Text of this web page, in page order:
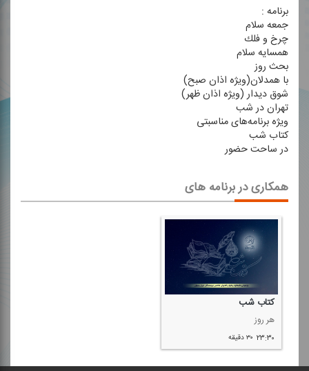
برنامه :
جمعه سلام
چرخ و فلك
همسایه سلام
بحث روز
با همدلان(ویژه اذان صبح)
شوق دیدار (ویژه اذان ظهر)
تهران در شب
ویژه برنامه‌های مناسبتی
كتاب شب
در ساحت حضور
همکاری در برنامه های
كتاب شب
هر روز
۲۳:۳۰ ۳۰ دقیقه